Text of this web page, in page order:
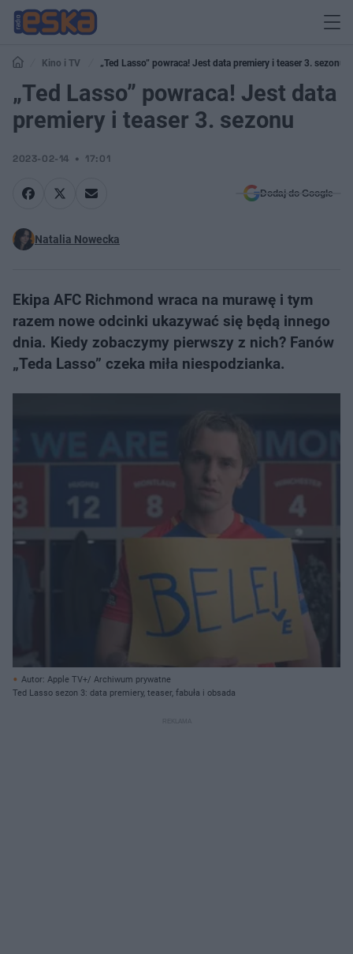
Kino i TV „Ted Lasso” powraca! Jest data premiery i teaser 3. sezonu
„Ted Lasso” powraca! Jest data
premiery i teaser 3. sezonu
2023-02-14 17:01
Dodaj do Google
Natalia Nowecka
Ekipa AFC Richmond wraca na murawę i tym
razem nowe odcinki ukazywać się będą innego
dnia. Kiedy zobaczymy pierwszy z nich? Fanów
„Teda Lasso” czeka miła niespodzianka.
Autor: Apple TV+/ Archiwum prywatne
Ted Lasso sezon 3: data premiery, teaser, fabuła i obsada